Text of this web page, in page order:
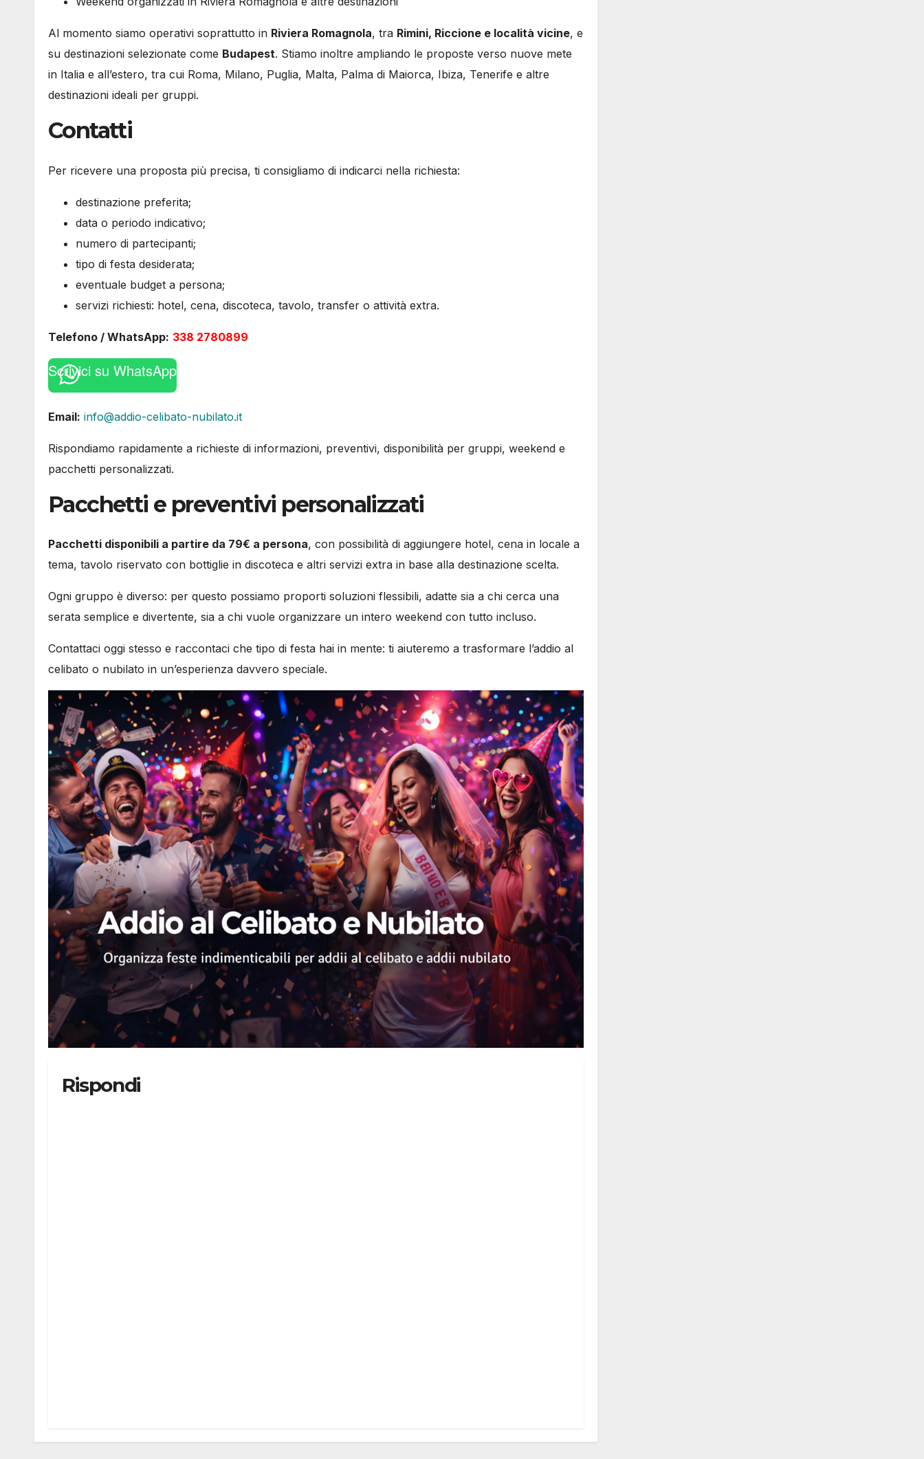
Al momento siamo operativi soprattutto in Riviera Romagnola, tra Rimini, Riccione e località vicine, e
su destinazioni selezionate come Budapest. Stiamo inoltre ampliando le proposte verso nuove mete
in Italia e all’estero, tra cui Roma, Milano, Puglia, Malta, Palma di Maiorca, Ibiza, Tenerife e altre
destinazioni ideali per gruppi.
Contatti
Per ricevere una proposta più precisa, ti consigliamo di indicarci nella richiesta:
destinazione preferita;
data o periodo indicativo;
numero di partecipanti;
tipo di festa desiderata;
eventuale budget a persona;
servizi richiesti: hotel, cena, discoteca, tavolo, transfer o attività extra.
Telefono / WhatsApp: 338 2780899
Scrivici su WhatsApp
Email: info@addio-celibato-nubilato.it
Rispondiamo rapidamente a richieste di informazioni, preventivi, disponibilità per gruppi, weekend e
pacchetti personalizzati.
Pacchetti e preventivi personalizzati
Pacchetti disponibili a partire da 79€ a persona, con possibilità di aggiungere hotel, cena in locale a
tema, tavolo riservato con bottiglie in discoteca e altri servizi extra in base alla destinazione scelta.
Ogni gruppo è diverso: per questo possiamo proporti soluzioni flessibili, adatte sia a chi cerca una
serata semplice e divertente, sia a chi vuole organizzare un intero weekend con tutto incluso.
Contattaci oggi stesso e raccontaci che tipo di festa hai in mente: ti aiuteremo a trasformare l’addio al
celibato o nubilato in un’esperienza davvero speciale.
Rispondi